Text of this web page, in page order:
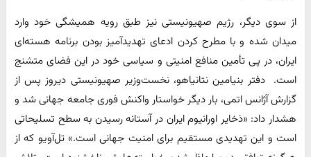
از سوی دیگر، رژیم صهیونیستی نیز طبق رویه همیشگی خود وارد
میدان شده و با مطرح کردن ادعای تهدیدآمیز ‌بودن برنامه هسته‌ای
ایران، در پی تأمین منافع امنیتی و سیاسی خود در این فضای متشنج
است. ‌ دفتر بنیامین نتانیاهو، نخست‌وزیر صهیونیستی دیروز پس از
گزارش آژانس اتمی، بار دیگر خواستار واکنش فوری جامعه جهانی شد و
هشدار داد: «ذخایر اورانیوم ایران در آستانه رسیدن به سطح تسلیحاتی
است و این تهدیدی مستقیم برای امنیت جهانی است.» تل‌آویو که از